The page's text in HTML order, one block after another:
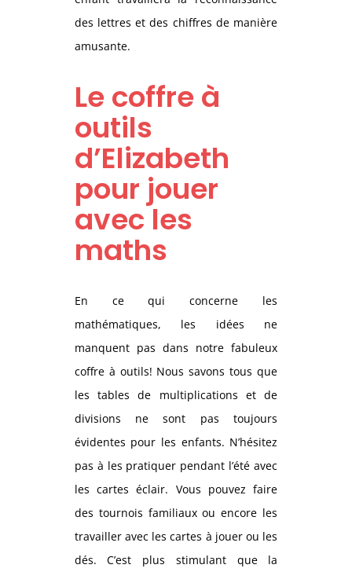
des lettres et des chiffres de manière
amusante.
Le coffre à
outils
d’Elizabeth
pour jouer
avec les
maths
En ce qui concerne les
mathématiques, les idées ne
manquent pas dans notre fabuleux
coffre à outils! Nous savons tous que
les tables de multiplications et de
divisions ne sont pas toujours
évidentes pour les enfants. N’hésitez
pas à les pratiquer pendant l’été avec
les cartes éclair. Vous pouvez faire
des tournois familiaux ou encore les
travailler avec les cartes à jouer ou les
dés. C’est plus stimulant que la